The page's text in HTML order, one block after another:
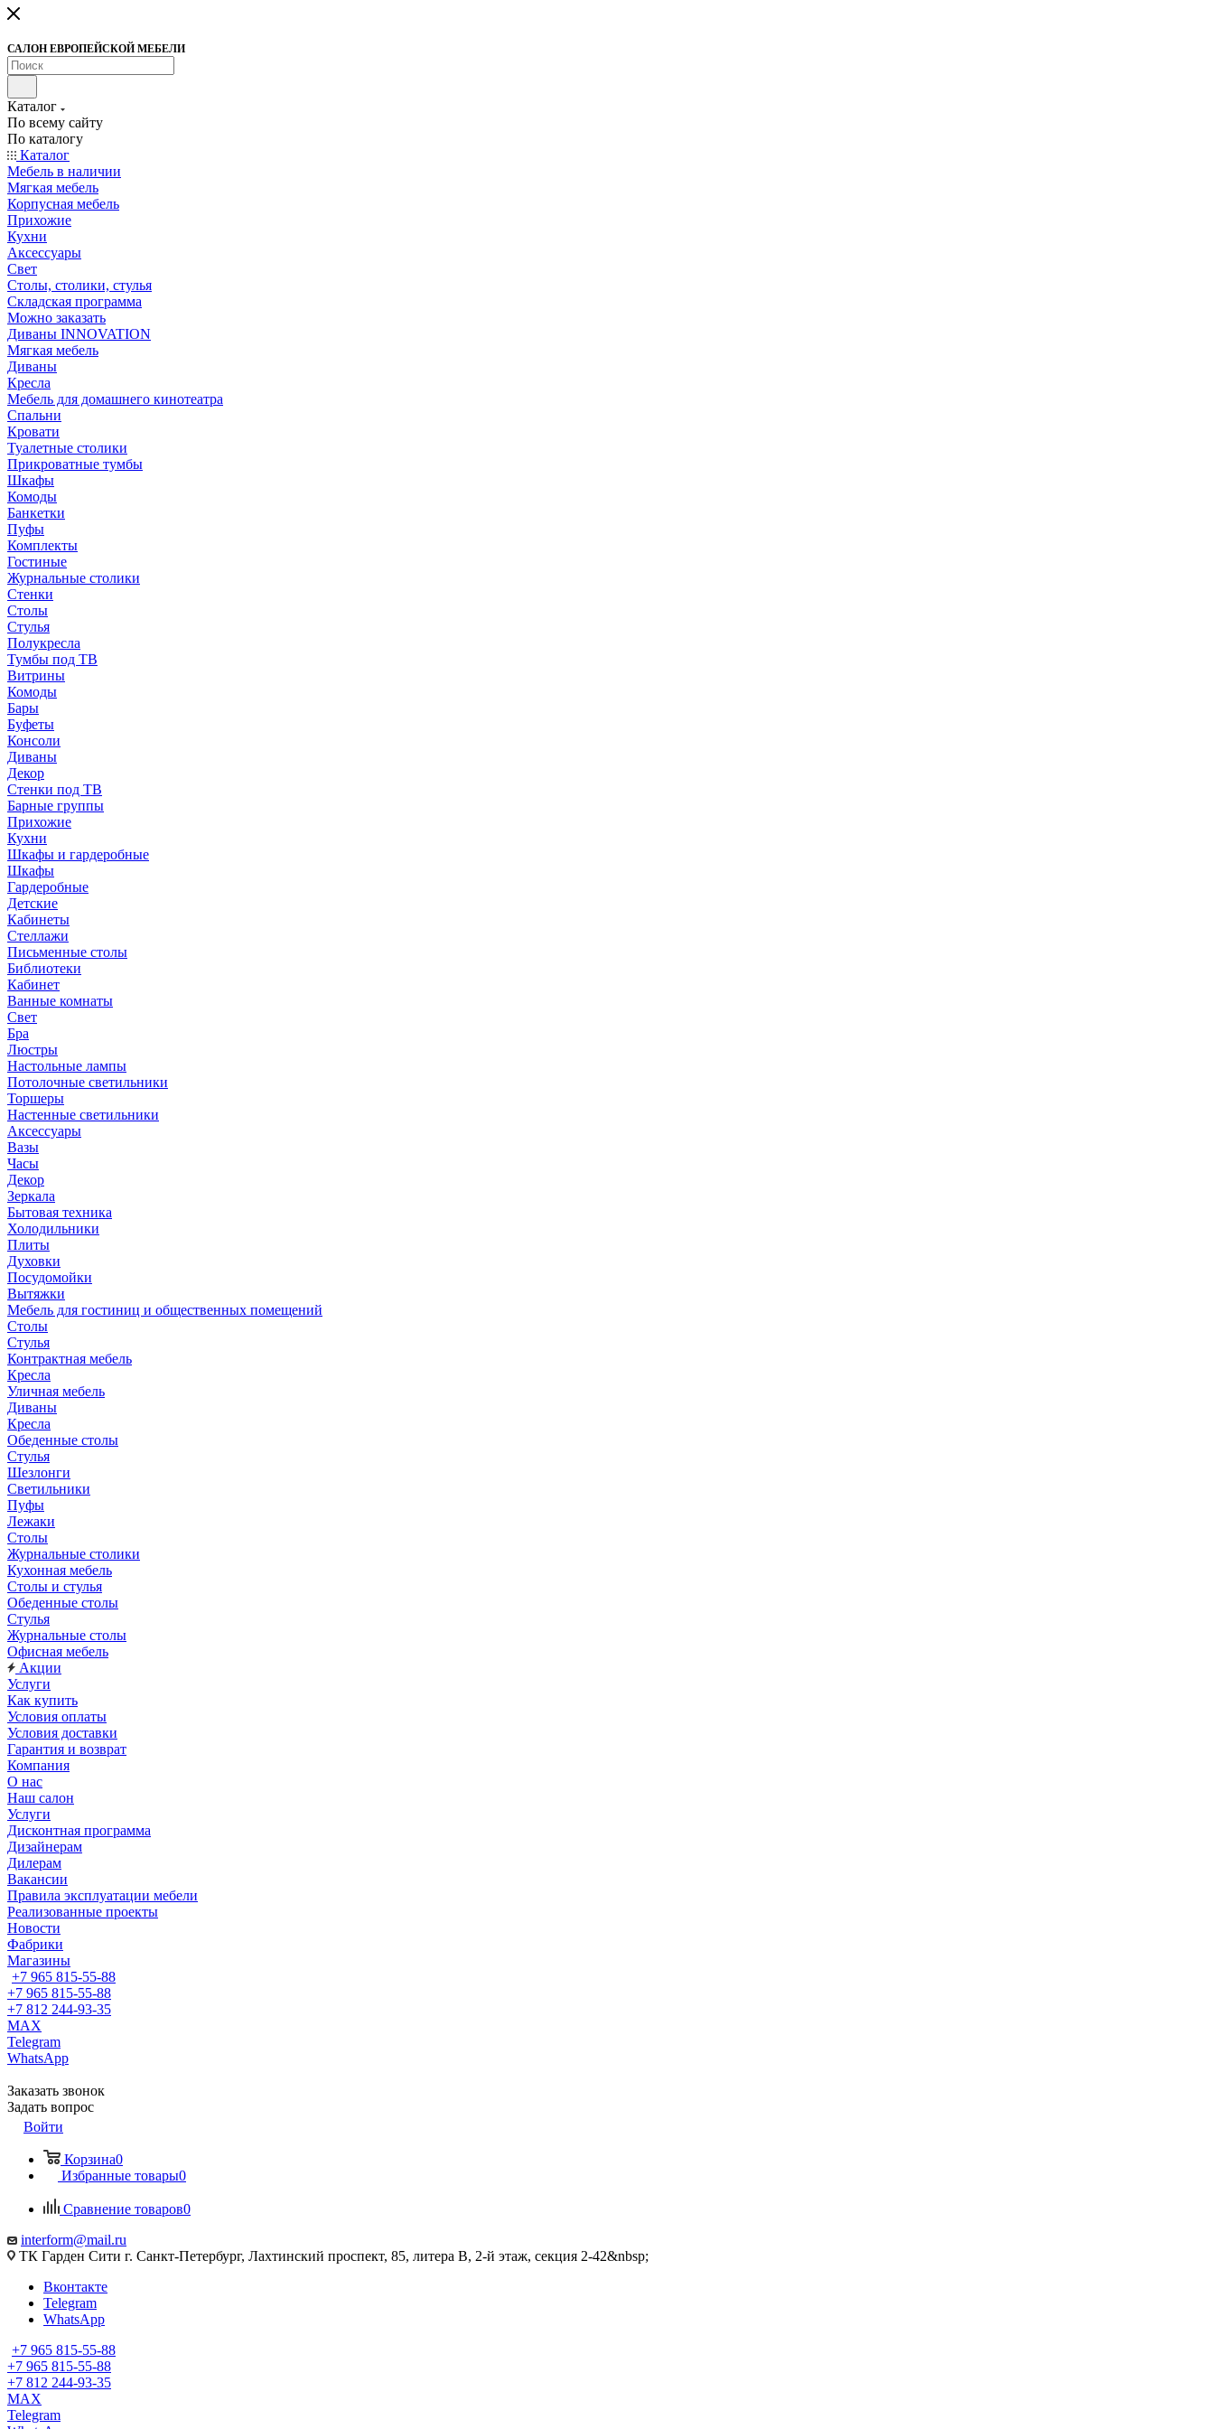
САЛОН ЕВРОПЕЙСКОЙ МЕБЕЛИ
Каталог
По всему сайту
По каталогу
Каталог
Мебель в наличии
Мягкая мебель
Корпусная мебель
Прихожие
Кухни
Аксессуары
Свет
Столы, столики, стулья
Складская программа
Можно заказать
Диваны INNOVATION
Мягкая мебель
Диваны
Кресла
Мебель для домашнего кинотеатра
Спальни
Кровати
Туалетные столики
Прикроватные тумбы
Шкафы
Комоды
Банкетки
Пуфы
Комплекты
Гостиные
Журнальные столики
Стенки
Столы
Стулья
Полукресла
Тумбы под ТВ
Витрины
Комоды
Бары
Буфеты
Консоли
Диваны
Декор
Стенки под ТВ
Барные группы
Прихожие
Кухни
Шкафы и гардеробные
Шкафы
Гардеробные
Детские
Кабинеты
Стеллажи
Письменные столы
Библиотеки
Кабинет
Ванные комнаты
Свет
Бра
Люстры
Настольные лампы
Потолочные светильники
Торшеры
Настенные светильники
Аксессуары
Вазы
Часы
Декор
Зеркала
Бытовая техника
Холодильники
Плиты
Духовки
Посудомойки
Вытяжки
Мебель для гостиниц и общественных помещений
Столы
Стулья
Контрактная мебель
Кресла
Уличная мебель
Диваны
Кресла
Обеденные столы
Стулья
Шезлонги
Светильники
Пуфы
Лежаки
Столы
Журнальные столики
Кухонная мебель
Столы и стулья
Обеденные столы
Стулья
Журнальные столы
Офисная мебель
Акции
Услуги
Как купить
Условия оплаты
Условия доставки
Гарантия и возврат
Компания
О нас
Наш салон
Услуги
Дисконтная программа
Дизайнерам
Дилерам
Вакансии
Правила эксплуатации мебели
Реализованные проекты
Новости
Фабрики
Магазины
+7 965 815-55-88
+7 965 815-55-88
+7 812 244-93-35
MAX
Telegram
WhatsApp
Заказать звонок
Задать вопрос
Войти
Корзина0
Избранные товары0
Сравнение товаров0
interform@mail.ru
ТК Гарден Сити г. Санкт-Петербург, Лахтинский проспект, 85, литера В, 2-й этаж, секция 2-42&nbsp;
Вконтакте
Telegram
WhatsApp
+7 965 815-55-88
+7 965 815-55-88
+7 812 244-93-35
MAX
Telegram